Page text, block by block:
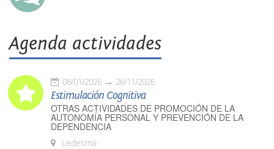
Agenda actividades
08/01/2026 26/11/2026
Estimulación Cognitiva
OTRAS ACTIVIDADES DE PROMOCIÓN DE LA
AUTONOMÍA PERSONAL Y PREVENCIÓN DE LA
DEPENDENCIA
Ledesma